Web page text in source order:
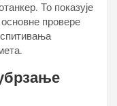
То показује
провере